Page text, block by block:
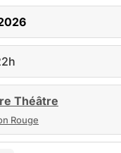
Théâtre
Rouge